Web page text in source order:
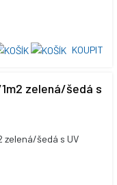
KOUPIT
zelená/šedá s